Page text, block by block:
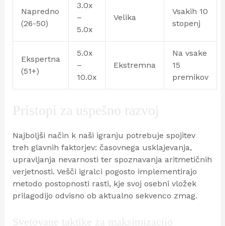
Napredno
(26-50)
3.0x
–
5.0x
Velika
Vsakih 10
stopenj
Ekspertna
(51+)
5.0x
–
10.0x
Ekstremna
Na vsake
15
premikov
Pristopi za uspešno razvoj
Najboljši način k naši igranju potrebuje spojitev
treh glavnih faktorjev: časovnega usklajevanja,
upravljanja nevarnosti ter spoznavanja aritmetičnih
verjetnosti. Vešči igralci pogosto implementirajo
metodo postopnosti rasti, kje svoj osebni vložek
prilagodijo odvisno ob aktualno sekvenco zmag.
Svetovane taktike za maksimizacijo